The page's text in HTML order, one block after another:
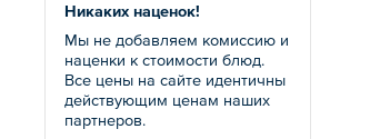
Никаких наценок!
Мы не добавляем комиссию и
наценки к стоимости блюд.
Все цены на сайте идентичны
действующим ценам наших
партнеров.